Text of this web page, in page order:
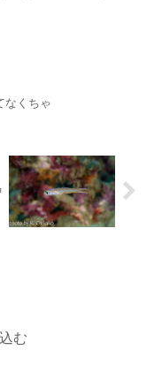
なくちゃ
む